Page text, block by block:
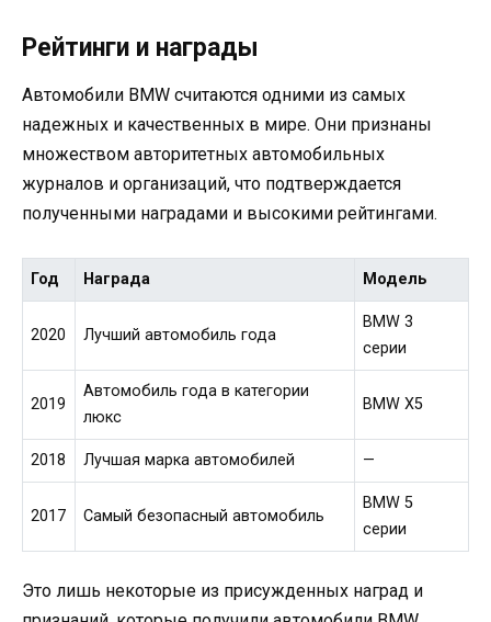
Рейтинги и награды
Автомобили BMW считаются одними из самых
надежных и качественных в мире. Они признаны
множеством авторитетных автомобильных
журналов и организаций, что подтверждается
полученными наградами и высокими рейтингами.
Год Награда Модель
2020 Лучший автомобиль года
BMW 3
серии
2019
Автомобиль года в категории
люкс
BMW X5
2018 Лучшая марка автомобилей —
2017 Самый безопасный автомобиль
BMW 5
серии
Это лишь некоторые из присужденных наград и